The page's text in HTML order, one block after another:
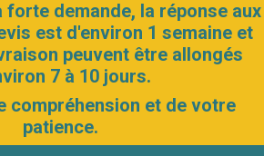
demande, la réponse aux
est d'environ 1 semaine et
peuvent être allongés
7 à 10 jours.
compréhension et de votre
patience.